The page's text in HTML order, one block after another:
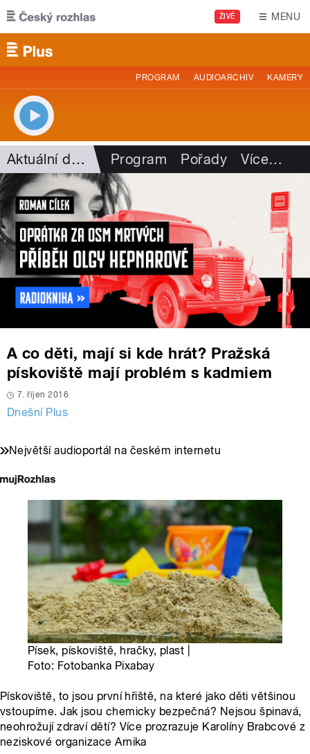
Přejít k hlavnímu obsahu
ŽIVĚ MENU
PROGRAM AUDIOARCHIV KAMERY
Aktuální dění Program Pořady Více…
A co děti, mají si kde hrát? Pražská
pískoviště mají problém s kadmiem
7. říjen 2016
Dnešní Plus
Největší audioportál na českém internetu
Písek, pískoviště, hračky, plast |
Foto: Fotobanka Pixabay
Pískoviště, to jsou první hřiště, na které jako děti většinou
vstoupíme. Jak jsou chemicky bezpečná? Nejsou špinavá,
neohrožují zdraví dětí? Více prozrazuje Karolíny Brabcové z
neziskové organizace Arnika